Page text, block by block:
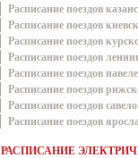
Расписание поездов
Расписание поездов
Расписание поездов
Расписание поездов
Расписание поездов
Расписание поездов
Расписание поездов
Расписание поездов
РАСПИСАНИЕ